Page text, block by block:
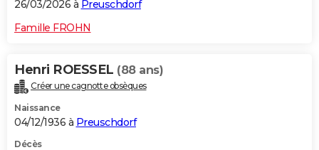
CARTE DE VOEUX
Dictionnaire
Biographies
Citations
Expressions
Proverbes
PROGRAMME TV
COPAINS D'AVANT
S'inscrire
Se connecter
Lycées
Collèges
Primaires
Universités
Entreprises
Service militaire
Avis de recherche
AVIS DE DÉCÈS
26/03/2026 à Preuschdorf
Famille FROHN
Henri ROESSEL (88 ans)
Créer une cagnotte obsèques
Naissance
04/12/1936 à Preuschdorf
Décès